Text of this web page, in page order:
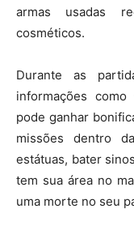
armas usadas
cosméticos.
Durante as
informações
pode ganhar
missões dentro
estátuas, bater
tem sua área no
uma morte no seu